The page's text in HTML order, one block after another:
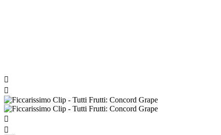



